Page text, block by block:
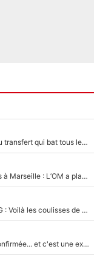
140M€ pour Yan Diomandé : Le PSG a dit non au transfert qui bat tous les records sur le mercato
La crise financière continue de faire des ravages à Marseille : L’OM a placé 12 joueurs sur le marché des transferts… et ça pourrait lui rapporter près de 100M€ !
Maghnes Akliouche raconte sa signature au PSG : Voilà les coulisses de son transfert de rêve à 50M€
La signature du grand rival de Paul Seixas est confirmée... et c'est une excellente nouvelle pour l'équipe Decathlon-CMA CGM !